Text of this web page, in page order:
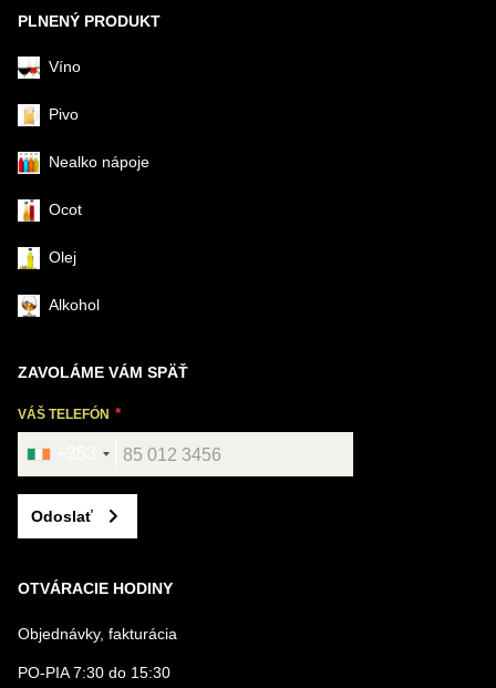
PLNENÝ PRODUKT
Víno
Pivo
Nealko nápoje
Ocot
Olej
Alkohol
ZAVOLÁME VÁM SPÄŤ
VÁŠ TELEFÓN
Odoslať
OTVÁRACIE HODINY
Objednávky, fakturácia
PO-PIA 7:30 do 15:30